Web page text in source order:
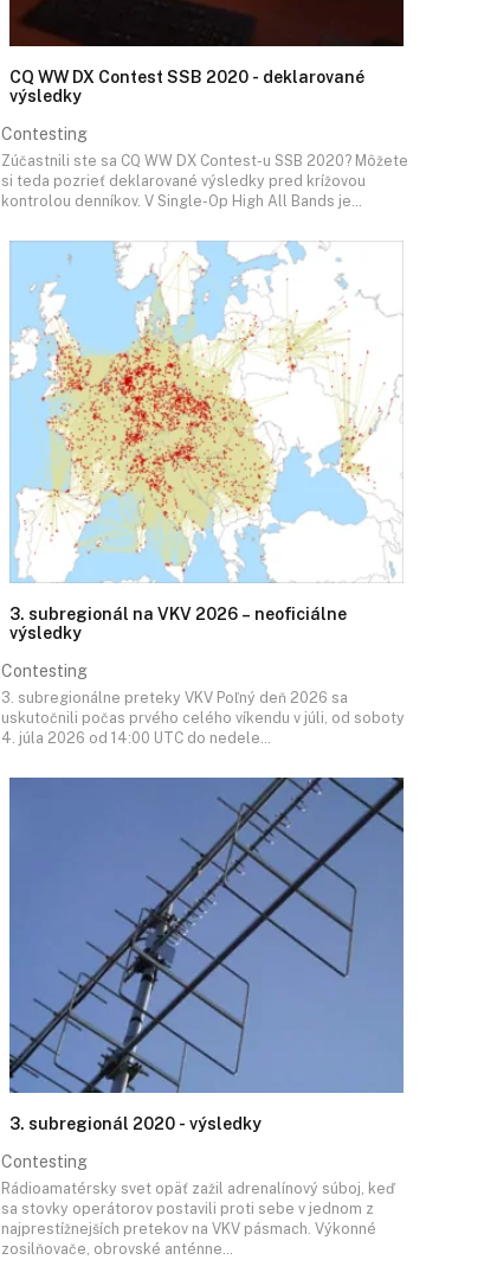
CQ WW DX Contest SSB 2020 - deklarované
výsledky
Contesting
Zúčastnili ste sa CQ WW DX Contest-u SSB 2020? Môžete
si teda pozrieť deklarované výsledky pred krížovou
kontrolou denníkov. V Single-Op High All Bands je…
3. subregionál na VKV 2026 – neoficiálne
výsledky
Contesting
3. subregionálne preteky VKV Poľný deň 2026 sa
uskutočnili počas prvého celého víkendu v júli, od soboty
4. júla 2026 od 14:00 UTC do nedele…
3. subregionál 2020 - výsledky
Contesting
Rádioamatérsky svet opäť zažil adrenalínový súboj, keď
sa stovky operátorov postavili proti sebe v jednom z
najprestížnejších pretekov na VKV pásmach. Výkonné
zosilňovače, obrovské anténne…